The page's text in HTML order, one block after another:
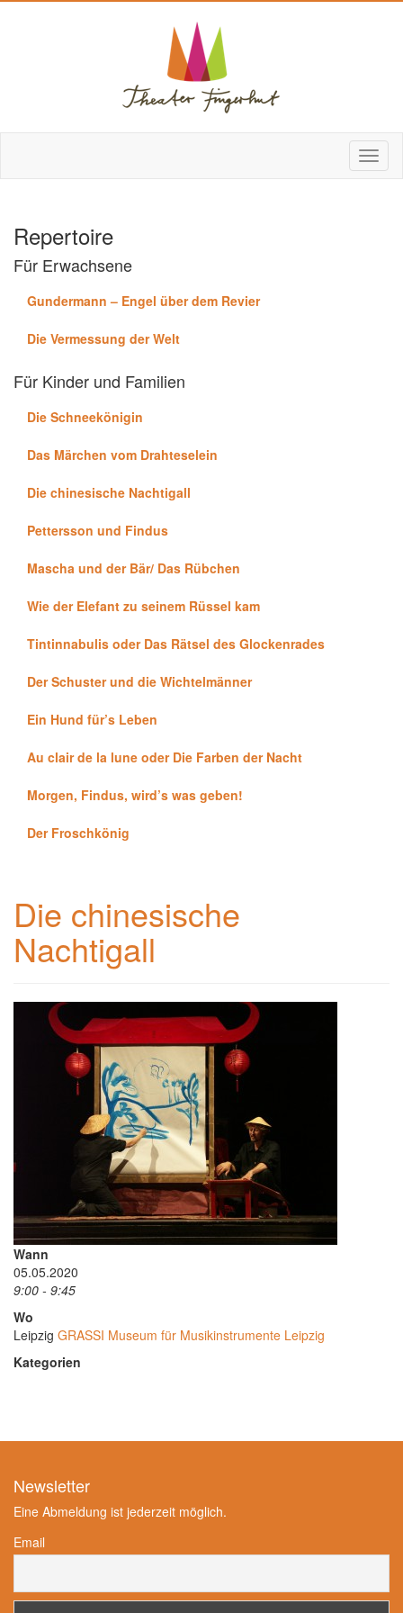
Repertoire
Für Erwachsene
Gundermann – Engel über dem Revier
Die Vermessung der Welt
Für Kinder und Familien
Die Schneekönigin
Das Märchen vom Drahteselein
Die chinesische Nachtigall
Pettersson und Findus
Mascha und der Bär/ Das Rübchen
Wie der Elefant zu seinem Rüssel kam
Tintinnabulis oder Das Rätsel des Glockenrades
Der Schuster und die Wichtelmänner
Ein Hund für’s Leben
Au clair de la lune oder Die Farben der Nacht
Morgen, Findus, wird’s was geben!
Der Froschkönig
Die chinesische
Nachtigall
Wann
05.05.2020
9:00 - 9:45
Wo
Leipzig GRASSI Museum für Musikinstrumente Leipzig
Kategorien
Newsletter
Eine Abmeldung ist jederzeit möglich.
Email